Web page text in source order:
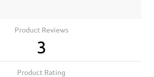
Product Reviews
3
Product Rating